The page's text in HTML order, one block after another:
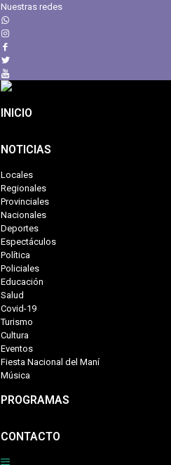
Nuestras redes
INICIO
NOTICIAS
Locales
Regionales
Provinciales
Nacionales
Deportes
Espectáculos
Política
Policiales
Educación
Salud
Covid-19
Turismo
Cultura
Eventos
Fiesta Nacional del Maní
Música
PROGRAMAS
CONTACTO